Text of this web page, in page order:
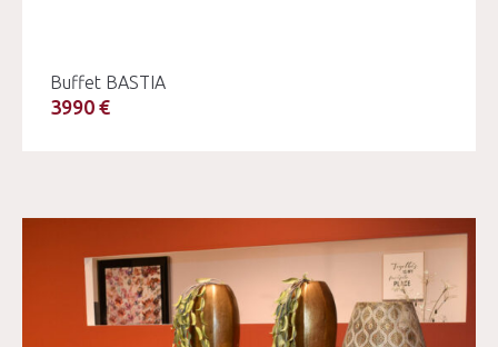
Buffet BASTIA
3990 €